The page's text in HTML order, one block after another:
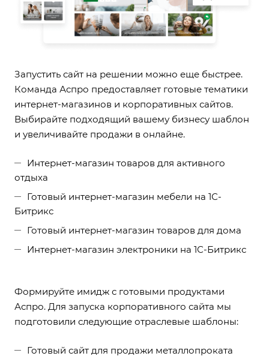
Запустить сайт на решении можно еще быстрее.
Команда Аспро предоставляет готовые тематики
интернет-магазинов и корпоративных сайтов.
Выбирайте подходящий вашему бизнесу шаблон
и увеличивайте продажи в онлайне.
Интернет-магазин товаров для активного
отдыха
Готовый интернет-магазин мебели на 1С-
Битрикс
Готовый интернет-магазин товаров для дома
Интернет-магазин электроники на 1С-Битрикс
Формируйте имидж с готовыми продуктами
Аспро. Для запуска корпоративного сайта мы
подготовили следующие отраслевые шаблоны:
Готовый сайт для продажи металлопроката